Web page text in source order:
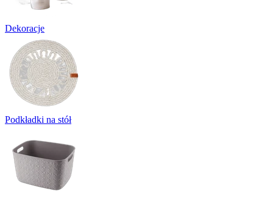
Dekoracje
Podkładki na stół